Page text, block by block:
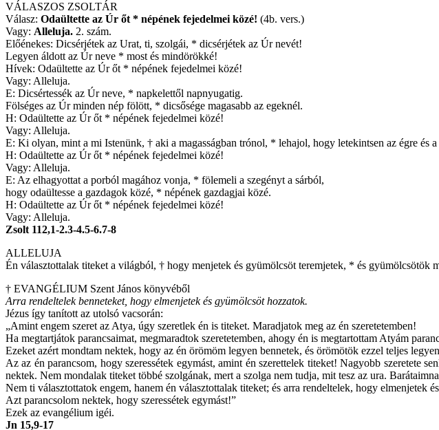
VÁLASZOS ZSOLTÁR
Válasz: Odaültette az Úr őt * népének fejedelmei közé! (4b. vers.)
Vagy: Alleluja. 2. szám.
Előénekes: Dicsérjétek az Urat, ti, szolgái, * dicsérjétek az Úr nevét!
Legyen áldott az Úr neve * most és mindörökké!
Hívek: Odaültette az Úr őt * népének fejedelmei közé!
Vagy: Alleluja.
E: Dicsértessék az Úr neve, * napkelettől napnyugatig.
Fölséges az Úr minden nép fölött, * dicsősége magasabb az egeknél.
H: Odaültette az Úr őt * népének fejedelmei közé!
Vagy: Alleluja.
E: Ki olyan, mint a mi Istenünk, † aki a magasságban trónol, * lehajol, hogy letekintsen az égre és
H: Odaültette az Úr őt * népének fejedelmei közé!
Vagy: Alleluja.
E: Az elhagyottat a porból magához vonja, * fölemeli a szegényt a sárból,
hogy odaültesse a gazdagok közé, * népének gazdagjai közé.
H: Odaültette az Úr őt * népének fejedelmei közé!
Vagy: Alleluja.
Zsolt 112,1-2.3-4.5-6.7-8
ALLELUJA
Én választottalak titeket a világból, † hogy menjetek és gyümölcsöt teremjetek, * és gyümölcsötök
† EVANGÉLIUM Szent János könyvéből
Arra rendeltelek benneteket, hogy elmenjetek és gyümölcsöt hozzatok.
Jézus így tanított az utolsó vacsorán:
„Amint engem szeret az Atya, úgy szeretlek én is titeket. Maradjatok meg az én szeretetemben!
Ha megtartjátok parancsaimat, megmaradtok szeretetemben, ahogy én is megtartottam Atyám
Ezeket azért mondtam nektek, hogy az én örömöm legyen bennetek, és örömötök ezzel teljes
Az az én parancsom, hogy szeressétek egymást, amint én szerettelek titeket! Nagyobb szeretete
nektek. Nem mondalak titeket többé szolgának, mert a szolga nem tudja, mit tesz az ura.
Nem ti választottatok engem, hanem én választottalak titeket; és arra rendeltelek, hogy
Azt parancsolom nektek, hogy szeressétek egymást!”
Ezek az evangélium igéi.
Jn 15,9-17